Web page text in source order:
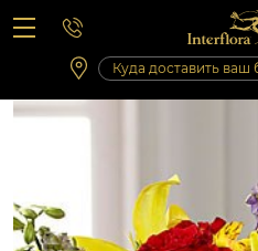
Вопросы-ответы
Сб 10:00 ‐ 14:00
Выходные и праздничные дни